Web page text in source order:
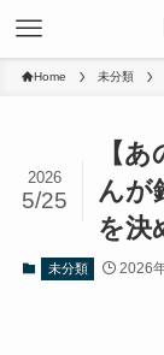
Home 未分類
【
んが
を決
2026
5/25
未分類 2026